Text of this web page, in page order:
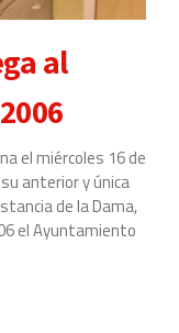
al
el miércoles 16 de
anterior y única
de la Dama,
el Ayuntamiento